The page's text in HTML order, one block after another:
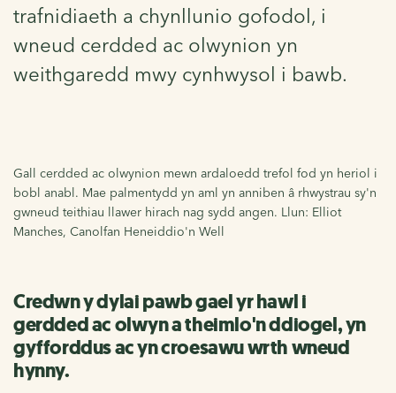
trafnidiaeth a chynllunio gofodol, i
wneud cerdded ac olwynion yn
weithgaredd mwy cynhwysol i bawb.
Gall cerdded ac olwynion mewn ardaloedd trefol fod yn heriol i
bobl anabl. Mae palmentydd yn aml yn anniben â rhwystrau sy'n
gwneud teithiau llawer hirach nag sydd angen. Llun: Elliot
Manches, Canolfan Heneiddio'n Well
Credwn y dylai pawb gael yr hawl i
gerdded ac olwyn a theimlo'n ddiogel, yn
gyfforddus ac yn croesawu wrth wneud
hynny.